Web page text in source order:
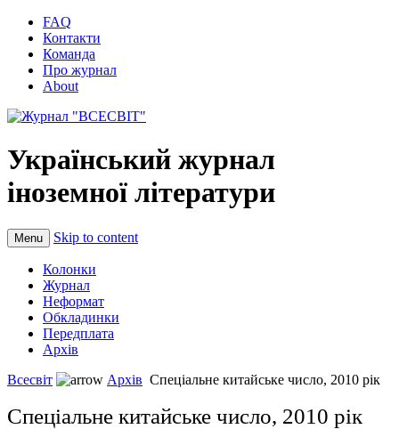
FAQ
Контакти
Команда
Про журнал
About
Український журнал
іноземної літератури
Menu Skip to content
Колонки
Журнал
Неформат
Обкладинки
Передплата
Архів
Всесвіт
Архів Спеціальне китайське число, 2010 рік
Спеціальне китайське число, 2010 рік